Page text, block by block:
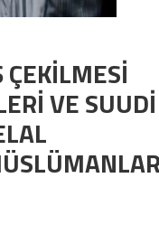
VE SUUDİ
DESTEK VEREN